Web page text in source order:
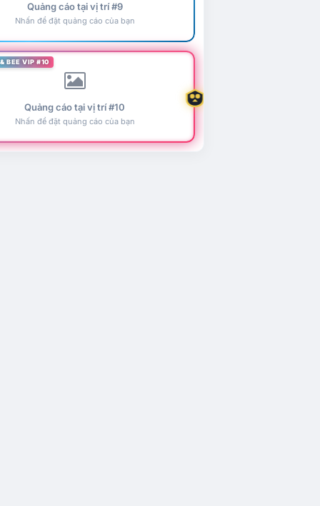
Quảng cáo tại vị trí #9
Nhấn để đặt quảng cáo của bạn
BEE VIP #10
Quảng cáo tại vị trí #10
Nhấn để đặt quảng cáo của bạn